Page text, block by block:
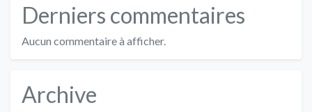
Derniers commentaires
Aucun commentaire à afficher.
Archive